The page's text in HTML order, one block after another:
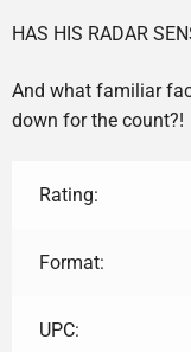
HAS HIS RADAR
And what familiar
down for the count?!
Rating:
Format:
UPC: